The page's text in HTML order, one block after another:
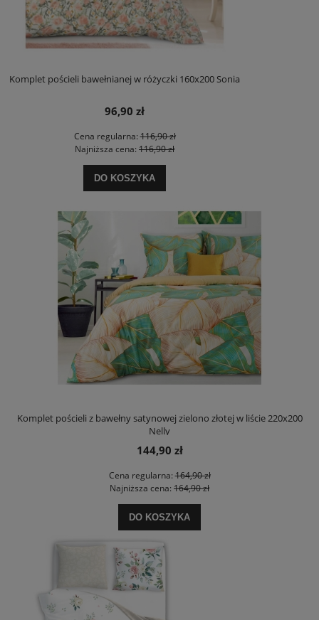
Komplet pościeli bawełnianej w różyczki 160x200 Sonia
96,90 zł
Cena regularna:116,90 zł
Najniższa cena: 116,90 zł
DO KOSZYKA
Komplet pościeli z bawełny satynowej zielono złotej w liście 220x200
Nelly
144,90 zł
Cena regularna:164,90 zł
Najniższa cena: 164,90 zł
DO KOSZYKA